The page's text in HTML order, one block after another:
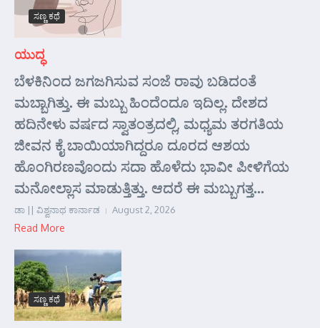
ಸಣ್ಣ ಕಥೆ
ಯುದ್ಧ
ಬೆಳಕಿನಿಂದ ಜಗಜಗಿಸುವ ಸಂಜೆ ರಾವು ಬಡಿದಂತೆ
ಮಬ್ಬಾಗಿತ್ತು. ಈ ಮಬ್ಬು ಹಿಂದೆಂದೂ ಇದಿಲ್ಲ. ದೇಶದ
ಹದಿನೇಳು ವರ್ಷದ ಸ್ವಾತಂತ್ರದಲ್ಲಿ, ಮಧ್ಯಮ ತರಗತಿಯ
ಜೀವನ ಕೈ ಬಾಯಿಯಾಗಿದ್ದರೂ ದೂರದ ಆಶಯ
ಹೊಂಗಿರಣವೊಂದು ಸದಾ ಹೊಳೆದು ಭಾವೀ ಪೀಳಿಗೆಯ
ಮನೋಲ್ಲಾಸ ಮಾಡುತ್ತಿತ್ತು. ಆದರೆ ಈ ಮಬ್ಬುಗತ್ತ...
ಡಾ || ವಿಶ್ವನಾಥ ಕಾರ್ನಾಡ August 2, 2026
Read More
ಸಣ್ಣ ಕಥೆ